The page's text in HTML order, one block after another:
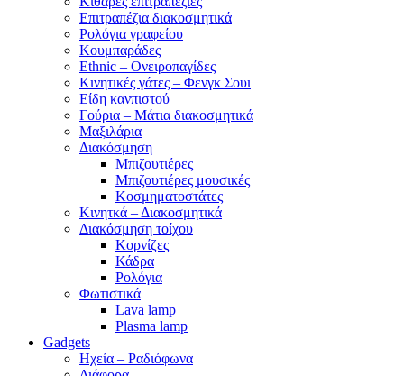
Επιτραπέζια διακοσμητικά
Ρολόγια γραφείου
Κουμπαράδες
Ethnic – Ονειροπαγίδες
Κινητικές γάτες – Φενγκ Σουι
Είδη κανπιστού
Γούρια – Μάτια διακοσμητικά
Μαξιλάρια
Διακόσμηση
Μπιζουτιέρες
Μπιζουτιέρες μουσικές
Κοσμηματοστάτες
Κινητκά – Διακοσμητικά
Διακόσμηση τοίχου
Κορνίζες
Κάδρα
Ρολόγια
Φωτιστικά
Lava lamp
Plasma lamp
Gadgets
Ηχεία – Ραδιόφωνα